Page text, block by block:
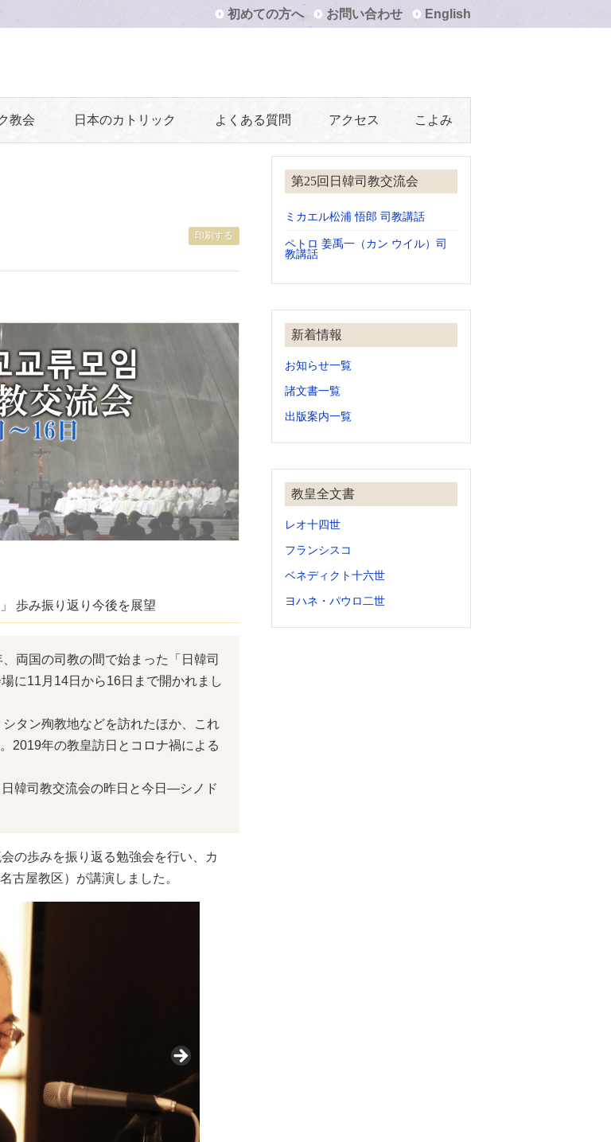
初めての方へ お問い合わせ English
教会 日本のカトリック よくある質問 アクセス こよみ
印刷する
歩み振り返り今後を展望
両国の司教の間で始まった「日韓司
に11月14日から16日まで開かれまし
タン殉教地などを訪れたほか、これ
2019年の教皇訪日とコロナ禍による
韓司教交流会の昨日と今日―シノド
の歩みを振り返る勉強会を行い、カ
古屋教区）が講演しました。
第25回日韓司教交流会
ミカエル松浦 悟郎 司教講話
ペトロ 姜禹一（カン ウイル）司
教講話
新着情報
お知らせ一覧
諸文書一覧
出版案内一覧
教皇全文書
レオ十四世
フランシスコ
ベネディクト十六世
ヨハネ・パウロ二世